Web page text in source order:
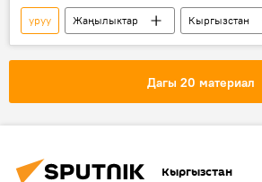
уруу Жаңылыктар
Кыргызстан
Коом
мэр
Эрмек Нургазиев
Дагы 20 материал
Кыргызстан